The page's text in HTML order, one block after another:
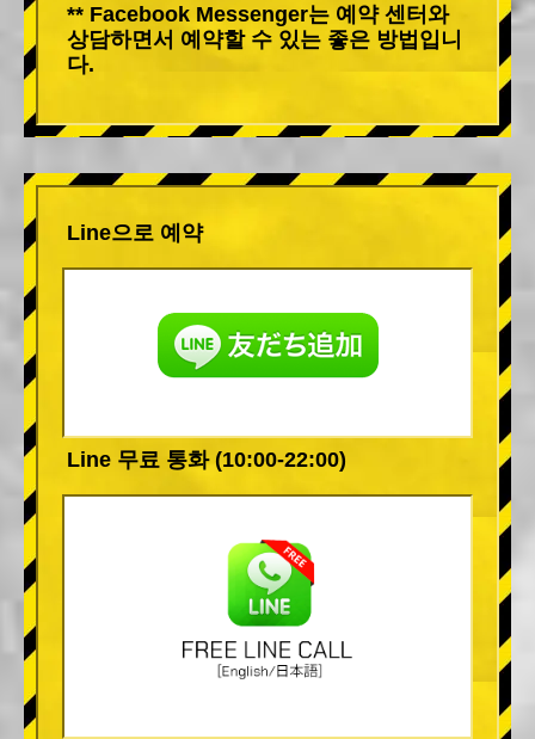
** Facebook Messenger는 예약 센터와
상담하면서 예약할 수 있는 좋은 방법입니
다.
Line으로 예약
Line 무료 통화 (10:00-22:00)